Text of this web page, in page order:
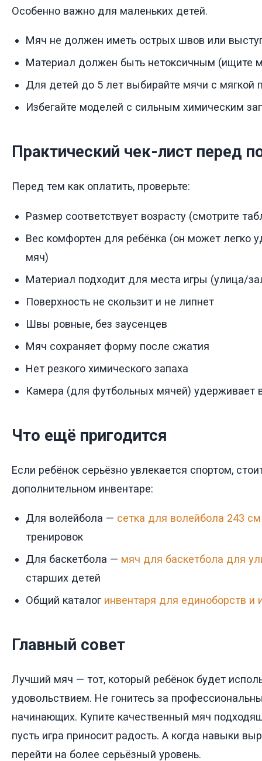
Особенно важно для маленьких детей.
Мяч не должен иметь острых швов или
Материал должен быть нетоксичным (ищите
Для детей до 5 лет выбирайте мячи с мягкой
Избегайте моделей с сильным химическим
Практический чек-лист перед
Перед тем как оплатить, проверьте:
Размер соответствует возрасту (смотрите
Вес комфортен для ребёнка (он может легко
мяч)
Материал подходит для места игры (улица/
Поверхность не скользит и не липнет
Швы ровные, без заусенцев
Мяч сохраняет форму после сжатия
Нет резкого химического запаха
Камера (для футбольных мячей) удерживает
Что ещё пригодится
Если ребёнок серьёзно увлекается спортом,
дополнительном инвентаре:
Для волейбола — сетка для волейбола 243 см
тренировок
Для баскетбола — мяч для баскетбола для
старших детей
Общий каталог инвентаря для единоборств и
Главный совет
Лучший мяч — тот, который ребёнок будет
удовольствием. Не гонитесь за
начинающих. Купите качественный мяч
пусть игра приносит радость. А когда навыки
перейти на более серьёзный уровень.